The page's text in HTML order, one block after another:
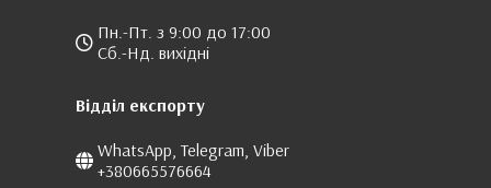
Пн.-Пт. з 9:00 до 17:00
Сб.-Нд. вихідні
Відділ експорту
WhatsApp, Telegram, Viber
+380665576664